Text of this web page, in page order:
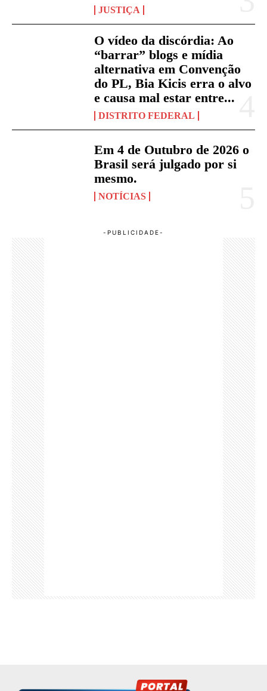
JUSTIÇA
O vídeo da discórdia: Ao
“barrar” blogs e mídia
alternativa em Convenção
do PL, Bia Kicis erra o alvo
e causa mal estar entre...
DISTRITO FEDERAL
Em 4 de Outubro de 2026 o
Brasil será julgado por si
mesmo.
NOTÍCIAS